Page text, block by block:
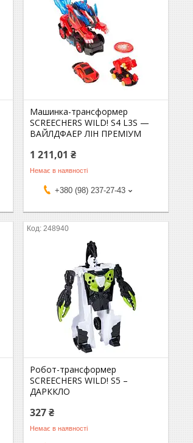
Машинка-трансформер
SCREECHERS WILD! S4 L3S —
ВАЙЛДФАЕР ЛІН ПРЕМІУМ
1 211,01 ₴
Немає в наявності
+380 (98) 237-27-43
248940
Робот-трансформер
SCREECHERS WILD! S5 –
ДАРККЛО
327 ₴
Немає в наявності